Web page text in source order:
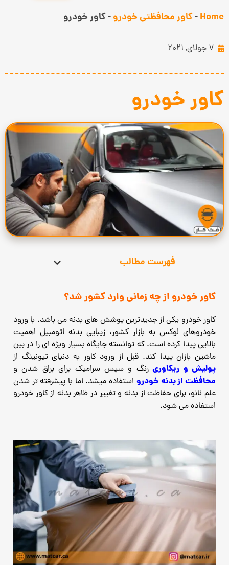
Home
-کاور محافظتی خودرو-کاور خودرو
7 جولای, 2021
کاور خودرو
فهرست مطالب
کاور خودرو از چه زمانی وارد کشور شد؟
کاور خودرو یکی از جدیدترین پوشش های بدنه می باشد. با ورود
خودروهای لوکس به بازار کشور، زیبایی بدنه اتومبیل اهمیت
بالایی پیدا کرده است. که توانسته جایگاه بسیار ویژه ای را در بین
ماشین بازان پیدا کند. قبل از ورود کاور به دنیای تیونینگ از
پولیش و ریکاوری رنگ و سپس سرامیک برای براق شدن و
محافظت از بدنه خودرو استفاده میشد. اما با پیشرفته تر شدن
علم نانو، برای حفاظت از بدنه و تغییر در ظاهر بدنه از کاور خودرو
استفاده می شود.